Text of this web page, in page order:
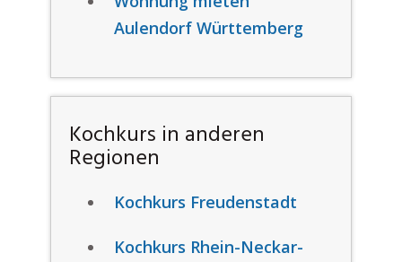
Aulendorf Württemberg
Kochkurs in anderen
Regionen
Kochkurs Freudenstadt
Kochkurs Rhein-Neckar-